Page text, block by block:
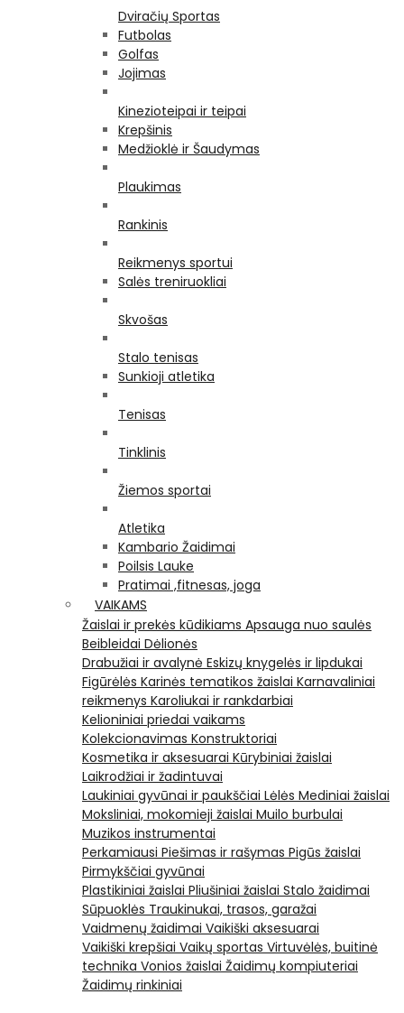
Dviračių Sportas
Futbolas
Golfas
Jojimas
Kinezioteipai ir teipai
Krepšinis
Medžioklė ir Šaudymas
Plaukimas
Rankinis
Reikmenys sportui
Salės treniruokliai
Skvošas
Stalo tenisas
Sunkioji atletika
Tenisas
Tinklinis
Žiemos sportai
Atletika
Kambario Žaidimai
Poilsis Lauke
Pratimai ,fitnesas, joga
VAIKAMS
Žaislai ir prekės kūdikiams Apsauga nuo saulės
Beibleidai Dėlionės
Drabužiai ir avalynė Eskizų knygelės ir lipdukai
Figūrėlės Karinės tematikos žaislai Karnavaliniai
reikmenys Karoliukai ir rankdarbiai
Kelioniniai priedai vaikams
Kolekcionavimas Konstruktoriai
Kosmetika ir aksesuarai Kūrybiniai žaislai
Laikrodžiai ir žadintuvai
Laukiniai gyvūnai ir paukščiai Lėlės Mediniai žaislai
Moksliniai, mokomieji žaislai Muilo burbulai
Muzikos instrumentai
Perkamiausi Piešimas ir rašymas Pigūs žaislai
Pirmykščiai gyvūnai
Plastikiniai žaislai Pliušiniai žaislai Stalo žaidimai
Sūpuoklės Traukinukai, trasos, garažai
Vaidmenų žaidimai Vaikiški aksesuarai
Vaikiški krepšiai Vaikų sportas Virtuvėlės, buitinė
technika Vonios žaislai Žaidimų kompiuteriai
Žaidimų rinkiniai